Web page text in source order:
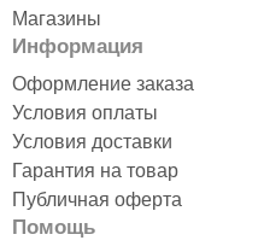
Магазины
Информация
Оформление заказа
Условия оплаты
Условия доставки
Гарантия на товар
Публичная оферта
Помощь